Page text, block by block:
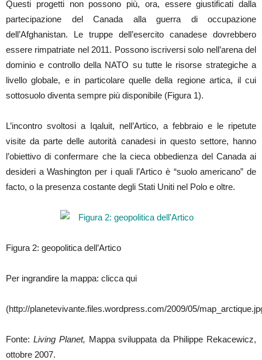
Questi progetti non possono più, ora, essere giustificati dalla
partecipazione del Canada alla guerra di occupazione
dell’Afghanistan. Le truppe dell’esercito canadese dovrebbero
essere rimpatriate nel 2011. Possono iscriversi solo nell’arena del
dominio e controllo della NATO su tutte le risorse strategiche a
livello globale, e in particolare quelle della regione artica, il cui
sottosuolo diventa sempre più disponibile (Figura 1).
L’incontro svoltosi a Iqaluit, nell’Artico, a febbraio e le ripetute
visite da parte delle autorità canadesi in questo settore, hanno
l’obiettivo di confermare che la cieca obbedienza del Canada ai
desideri a Washington per i quali l’Artico è “suolo americano” de
facto, o la presenza costante degli Stati Uniti nel Polo e oltre.
Figura 2: geopolitica dell’Artico
Per ingrandire la mappa: clicca qui
(http://planetevivante.files.wordpress.com/2009/05/
Fonte: Living Planet, Mappa sviluppata da Philippe Rekacewicz,
ottobre 2007.